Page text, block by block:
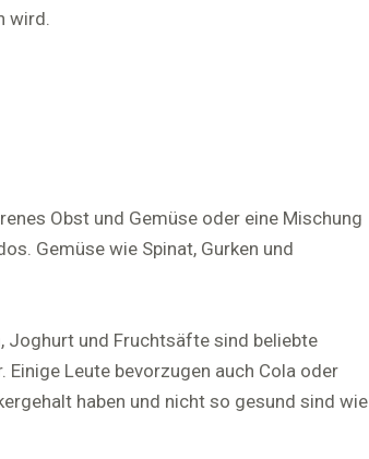
wird.
Obst und Gemüse oder eine Mischung
Gemüse wie Spinat, Gurken und
Joghurt und Fruchtsäfte sind beliebte
Leute bevorzugen auch Cola oder
haben und nicht so gesund sind wie